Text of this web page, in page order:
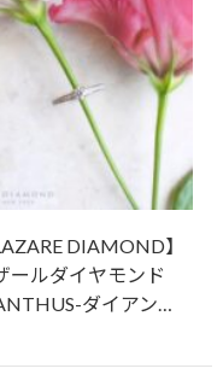
DIAMOND】
ールダイヤモンド
ダイアン…